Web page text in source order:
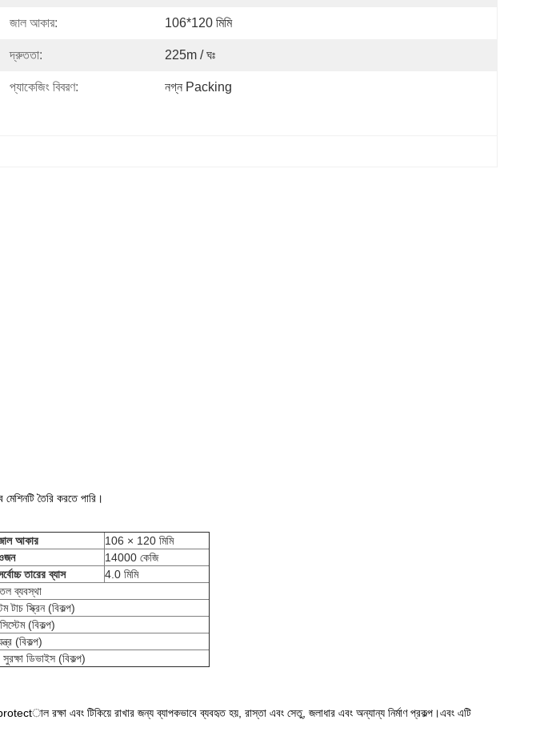
জাল আকার: 106*120 মিমি
দ্রুততা: 225m / ঘঃ
প্যাকেজিং বিবরণ: নগ্ন Packing
তৈরি করতে পারি।
আকার
106 × 120 মিমি
14000 কেজি
তারের ব্যাস
4.0 মিমি
ব্যবস্থা
টাচ স্ক্রিন (বিকল্প)
(বিকল্প)
(বিকল্প)
ডিভাইস (বিকল্প)
protectাল রক্ষা এবং টিকিয়ে রাখার জন্য ব্যাপকভাবে ব্যবহৃত হয়, রাস্তা এবং সেতু, জলাধার এবং অন্যান্য নির্মাণ প্রকল্প।এবং এটি